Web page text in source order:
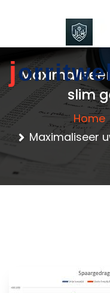
j
slim
Home
Maximaliseer